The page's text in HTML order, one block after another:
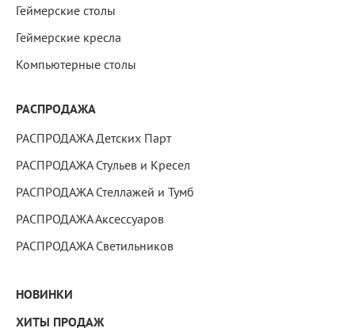
Геймерские столы
Геймерские кресла
Компьютерные столы
РАСПРОДАЖА
РАСПРОДАЖА Детских Парт
РАСПРОДАЖА Стульев и Кресел
РАСПРОДАЖА Стеллажей и Тумб
РАСПРОДАЖА Аксессуаров
РАСПРОДАЖА Светильников
НОВИНКИ
ХИТЫ ПРОДАЖ